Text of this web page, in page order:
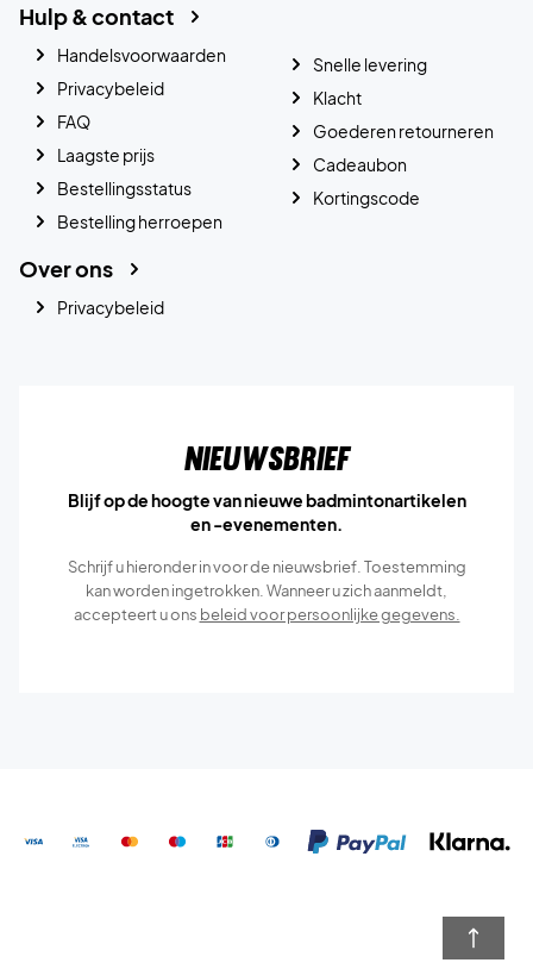
Hulp & contact
Handelsvoorwaarden
Privacybeleid
FAQ
Laagste prijs
Bestellingsstatus
Bestelling herroepen
Snelle levering
Klacht
Goederen retourneren
Cadeaubon
Kortingscode
Over ons
Privacybeleid
Nieuwsbrief
Blijf op de hoogte van nieuwe badmintonartikelen
en -evenementen.
Schrijf u hieronder in voor de nieuwsbrief. Toestemming
kan worden ingetrokken. Wanneer u zich aanmeldt,
accepteert u ons beleid voor persoonlijke gegevens.